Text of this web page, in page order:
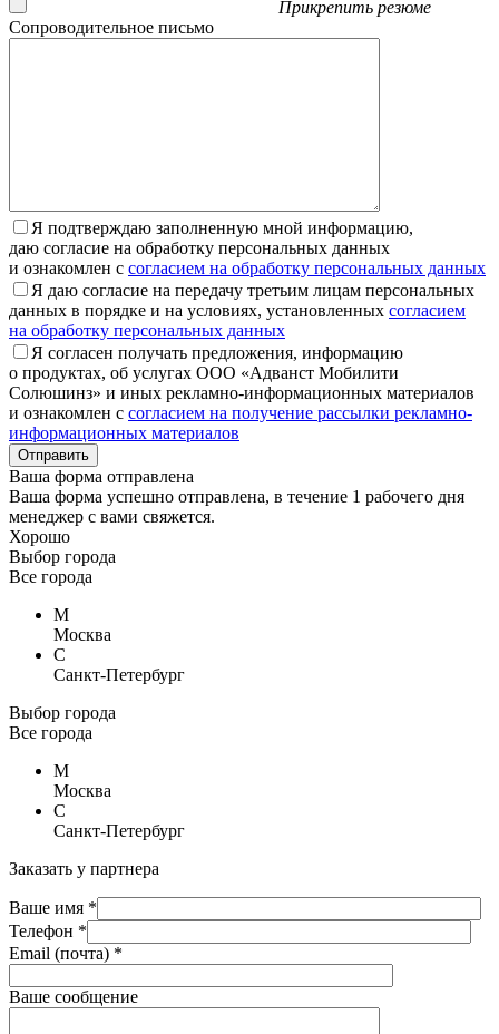
Прикрепить резюме
Сопроводительное письмо
Я подтверждаю заполненную мной информацию,
даю согласие на обработку персональных данных
и ознакомлен с согласием на обработку персональных данных
Я даю согласие на передачу третьим лицам персональных
данных в порядке и на условиях, установленных согласием
на обработку персональных данных
Я согласен получать предложения, информацию
о продуктах, об услугах ООО «Адванст Мобилити
Солюшинз» и иных рекламно-информационных материалов
и ознакомлен с согласием на получение рассылки рекламно-
информационных материалов
Отправить
Ваша форма отправлена
Ваша форма успешно отправлена, в течение 1 рабочего дня
менеджер с вами свяжется.
Хорошо
Выбор города
Все города
М
Москва
С
Санкт-Петербург
Выбор города
Все города
М
Москва
С
Санкт-Петербург
Заказать у партнера
Ваше имя *
Телефон *
Email (почта) *
Ваше сообщение